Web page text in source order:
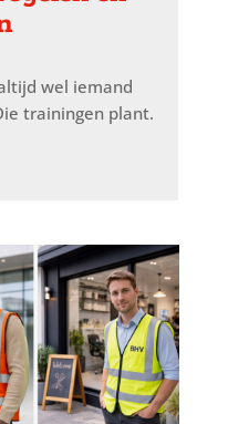
wel iemand
trainingen plant.